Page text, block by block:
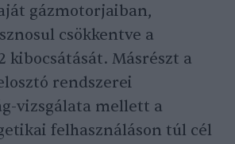
gázmotorjaiban,
csökkentve a
kibocsátását. Másrészt a
rendszerei
vizsgálata mellett a
felhasználáson túl cél